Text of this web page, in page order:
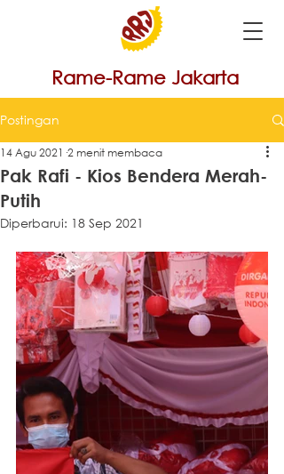
Rame-Rame Jakarta
Postingan
Pak Rafi - Kios Bendera Merah-
Putih
14 Agu 2021 2 menit membaca
Diperbarui: 18 Sep 2021